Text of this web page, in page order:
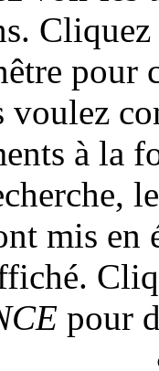
pour
à la
mis en
pour